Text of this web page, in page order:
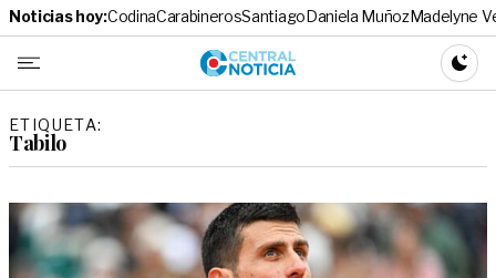
Noticias hoy:CodinaCarabinerosSantiagoDaniela MuñozMadelyne
Central
ETIQUETA:
Tabilo